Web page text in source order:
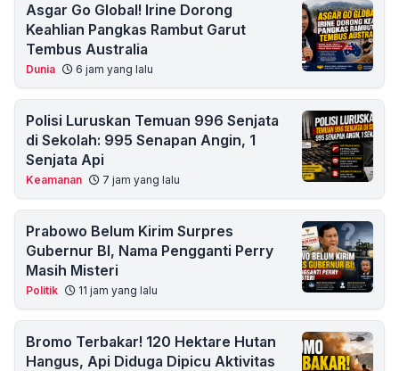
Asgar Go Global! Irine Dorong
Keahlian Pangkas Rambut Garut
Tembus Australia
Dunia 6 jam yang lalu
Polisi Luruskan Temuan 996 Senjata
di Sekolah: 995 Senapan Angin, 1
Senjata Api
Keamanan 7 jam yang lalu
Prabowo Belum Kirim Surpres
Gubernur BI, Nama Pengganti Perry
Masih Misteri
Politik 11 jam yang lalu
Bromo Terbakar! 120 Hektare Hutan
Hangus, Api Diduga Dipicu Aktivitas